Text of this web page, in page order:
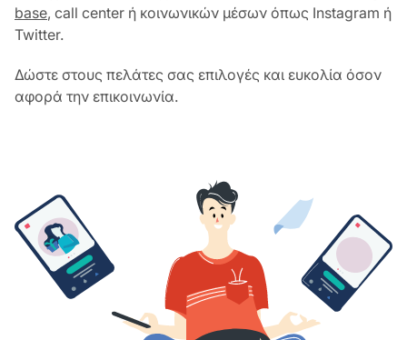
base, call center ή κοινωνικών μέσων όπως Instagram ή
Twitter.
Δώστε στους πελάτες σας επιλογές και ευκολία όσον
αφορά την επικοινωνία.